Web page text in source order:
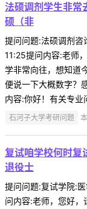
法硕调剂学生非常
硕（非
提问问题:法硕调剂
11:25提问内容:老师
学非常向往，想知道
便说一下大概数字？
内容:你好！有关专业
石河子大学考研问题
复试咱学校何时复
退役士
提问问题:复试学院:
问内容:老师，您好，